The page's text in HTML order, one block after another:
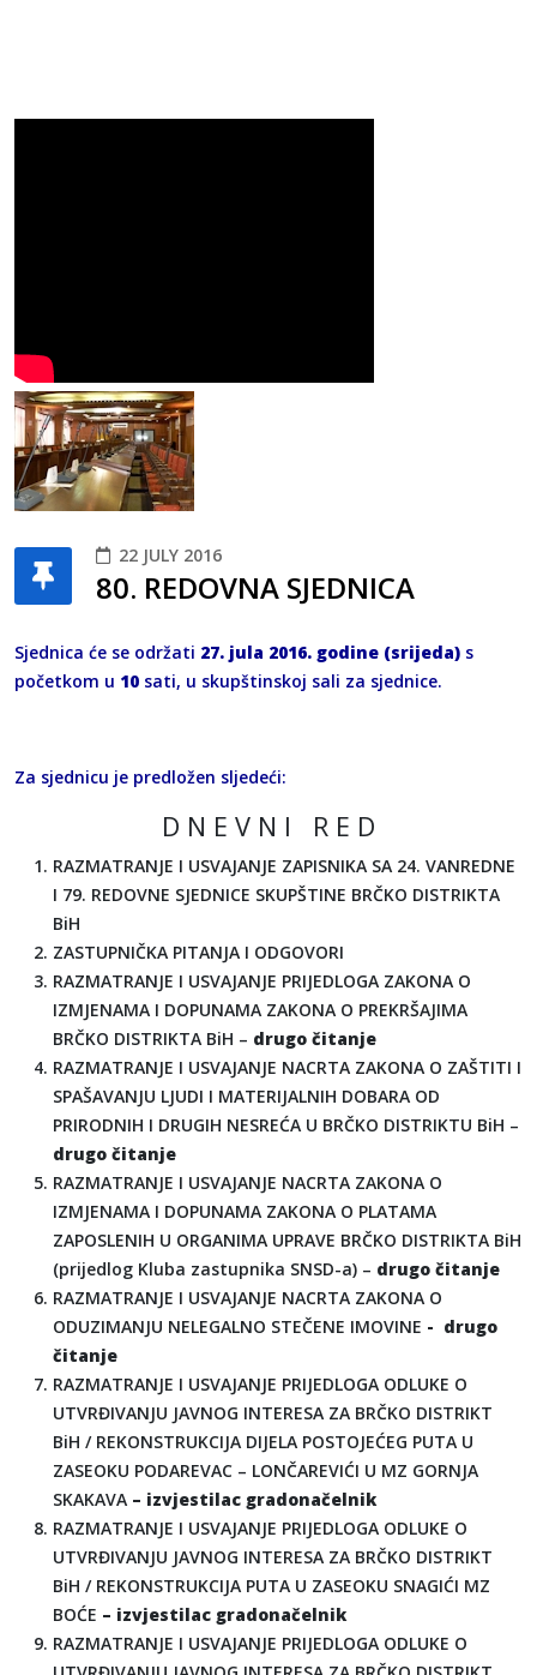
22 JULY 2016
80. REDOVNA SJEDNICA
Sjednica će se održati 27. jula 2016. godine (srijeda) s
početkom u 10 sati, u skupštinskoj sali za sjednice.
Za sjednicu je predložen sljedeći:
D N E V N I R E D
RAZMATRANJE I USVAJANJE ZAPISNIKA SA 24. VANREDNE
I 79. REDOVNE SJEDNICE SKUPŠTINE BRČKO DISTRIKTA
BiH
ZASTUPNIČKA PITANJA I ODGOVORI
RAZMATRANJE I USVAJANJE PRIJEDLOGA ZAKONA O
IZMJENAMA I DOPUNAMA ZAKONA O PREKRŠAJIMA
BRČKO DISTRIKTA BiH – drugo čitanje
RAZMATRANJE I USVAJANJE NACRTA ZAKONA O ZAŠTITI I
SPAŠAVANJU LJUDI I MATERIJALNIH DOBARA OD
PRIRODNIH I DRUGIH NESREĆA U BRČKO DISTRIKTU BiH –
drugo čitanje
RAZMATRANJE I USVAJANJE NACRTA ZAKONA O
IZMJENAMA I DOPUNAMA ZAKONA O PLATAMA
ZAPOSLENIH U ORGANIMA UPRAVE BRČKO DISTRIKTA BiH
(prijedlog Kluba zastupnika SNSD-a) – drugo čitanje
RAZMATRANJE I USVAJANJE NACRTA ZAKONA O
ODUZIMANJU NELEGALNO STEČENE IMOVINE - drugo
čitanje
RAZMATRANJE I USVAJANJE PRIJEDLOGA ODLUKE O
UTVRĐIVANJU JAVNOG INTERESA ZA BRČKO DISTRIKT
BiH / REKONSTRUKCIJA DIJELA POSTOJEĆEG PUTA U
ZASEOKU PODAREVAC – LONČAREVIĆI U MZ GORNJA
SKAKAVA – izvjestilac gradonačelnik
RAZMATRANJE I USVAJANJE PRIJEDLOGA ODLUKE O
UTVRĐIVANJU JAVNOG INTERESA ZA BRČKO DISTRIKT
BiH / REKONSTRUKCIJA PUTA U ZASEOKU SNAGIĆI MZ
BOĆE – izvjestilac gradonačelnik
RAZMATRANJE I USVAJANJE PRIJEDLOGA ODLUKE O